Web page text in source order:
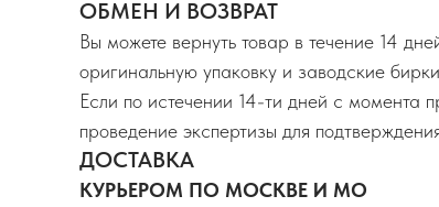
ОБМЕН И ВОЗВРАТ
Вы можете вернуть товар в течение 14
оригинальную упаковку и заводские
Если по истечении 14-ти дней с момента
проведение экспертизы для
ДОСТАВКА
КУРЬЕРОМ ПО МОСКВЕ И МО